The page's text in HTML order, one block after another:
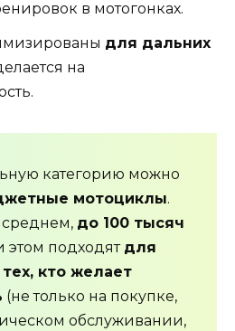
в мотогонках.
для дальних
на
категорию можно
мотоциклы.
среднем, до 100 тысяч
этом подходят для
кто желает
(не только на покупке,
обслуживании,